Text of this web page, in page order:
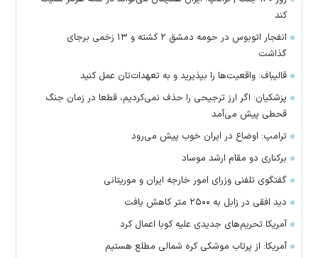
کند
انفجار اتوبوس در حومه دمشق ۲ کشته و ۱۳ زخمی برجای
گذاشت
قالیباف: واقعیت‌ها را بپذیرید و به تعهدات‌تان عمل کنید
پزشکیان: اگر ارز ترجیحی را حذف نمی‌کردیم، قطعا در زمان جنگ
قحطی پیش می‌آمد
ترامپ: اوضاع در ایران خوب پیش می‌رود
برکناری دو مقام ارشد موساد
گفتگوی تلفنی وزرای امور خارجه ایران و موریتانی
دید افقی در زابل به ۲۵۰۰ متر کاهش یافت
آمریکا تحریم‌های جدیدی علیه کوبا اعمال کرد
آمریکا: از پرتاب موشکی کره شمالی مطلع هستیم